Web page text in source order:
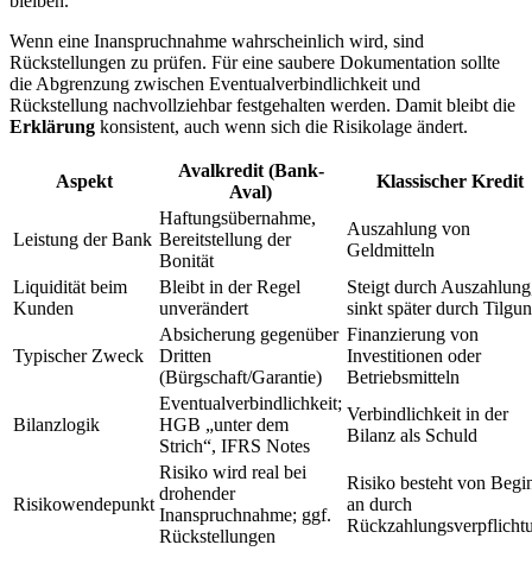
Wenn eine Inanspruchnahme wahrscheinlich wird, sind
Rückstellungen zu prüfen. Für eine saubere Dokumentation sollte
die Abgrenzung zwischen Eventualverbindlichkeit und
Rückstellung nachvollziehbar festgehalten werden. Damit bleibt die
Erklärung konsistent, auch wenn sich die Risikolage ändert.
Aspekt
Avalkredit (Bank-
Aval)
Klassischer Kredit
Leistung der Bank
Haftungsübernahme,
Bereitstellung der
Bonität
Auszahlung von
Geldmitteln
Liquidität beim
Kunden
Bleibt in der Regel
unverändert
Steigt durch
sinkt später durch
Typischer Zweck
Absicherung gegenüber
Dritten
(Bürgschaft/Garantie)
Finanzierung von
Investitionen oder
Betriebsmitteln
Bilanzlogik
Eventualverbindlichkeit;
HGB „unter dem
Strich“, IFRS Notes
Verbindlichkeit in der
Bilanz als Schuld
Risikowendepunkt
Risiko wird real bei
drohender
Inanspruchnahme; ggf.
Rückstellungen
Risiko besteht von
an durch